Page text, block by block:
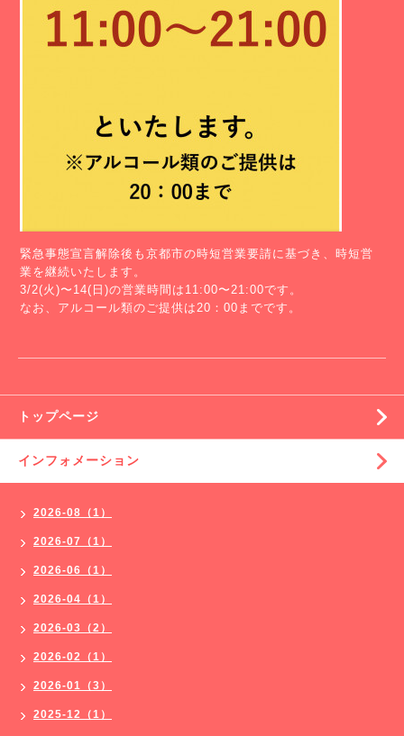
緊急事態宣言解除後も京都市の時短営業要請に基づき、時短営
業を継続いたします。
3/2(火)〜14(日)の営業時間は11:00〜21:00です。
なお、アルコール類のご提供は20：00までです。
トップページ
インフォメーション
2026-08（1）
2026-07（1）
2026-06（1）
2026-04（1）
2026-03（2）
2026-02（1）
2026-01（3）
2025-12（1）